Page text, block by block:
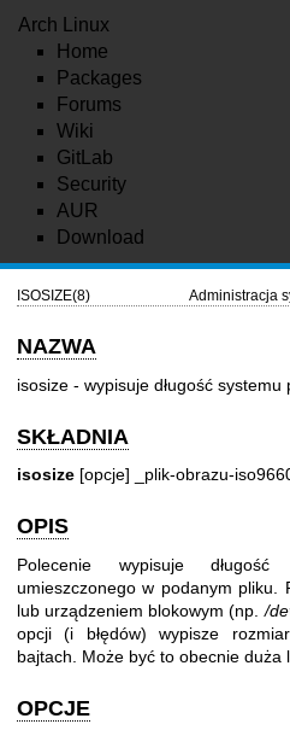
Arch Linux
Home
Packages
Forums
Wiki
GitLab
Security
AUR
Download
ISOSIZE(8) Administracja
NAZWA
isosize - wypisuje długość systemu
SKŁADNIA
isosize [opcje] _plik-obrazu-
OPIS
Polecenie wypisuje
umieszczonego w podanym pliku.
lub urządzeniem blokowym (np./
opcji (i błędów) wypisze
bajtach. Może być to obecnie duża
OPCJE